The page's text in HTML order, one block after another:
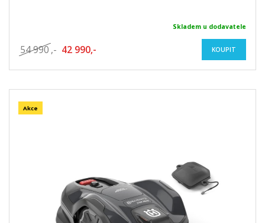
Skladem u dodavatele
54 990 ,- 42 990,- KOUPIT
Akce